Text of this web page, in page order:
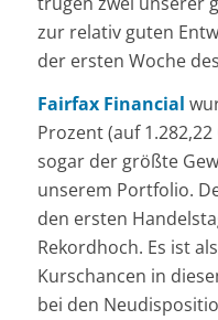
zur relativ guten
der ersten Woche
Fairfax Financial
Prozent (auf 1.282,22
sogar der größte
unserem Portfolio.
den ersten
Rekordhoch. Es ist
Kurschancen in
bei den